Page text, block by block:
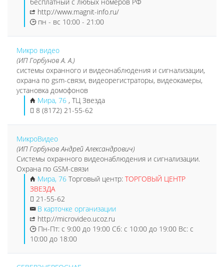
http://www.magnit-info.ru/
пн - вс 10:00 - 21:00
Микро видео
(ИП Горбунов А. А.)
системы охранного и видеонаблюдения и сигнализации,
охрана по gsm-связи, видеорегистраторы, видеокамеры,
установка домофонов
Мира, 76 , ТЦ Звезда
8 (8172) 21-55-62
МикроВидео
(ИП Горбунов Андрей Александрович)
Системы охранного видеонаблюдения и сигнализации.
Охрана по GSM-связи
Мира, 76 Торговый центр: ТОРГОВЫЙ ЦЕНТР
ЗВЕЗДА
21-55-62
В карточке организации
http://microvideo.ucoz.ru
Пн-Пт: с 9:00 до 19:00 Сб: с 10:00 до 19:00 Вс: с
10:00 до 18:00